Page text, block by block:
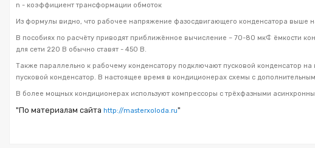
n - коэффициент трансформации обмоток
Из формулы видно, что рабочее напряжение фазосдвигающего конденсатора выше
В пособиях по расчёту приводят приближённое вычисление – 70-80 мкФ ёмкости
для сети 220 В обычно ставят - 450 В.
Также параллельно к рабочему конденсатору подключают пусковой конденсатор
пусковой конденсатор. В настоящее время в кондиционерах схемы с
В более мощных кондиционерах используют компрессоры с трёхфазными
"По материалам сайта http://masterxoloda.ru"